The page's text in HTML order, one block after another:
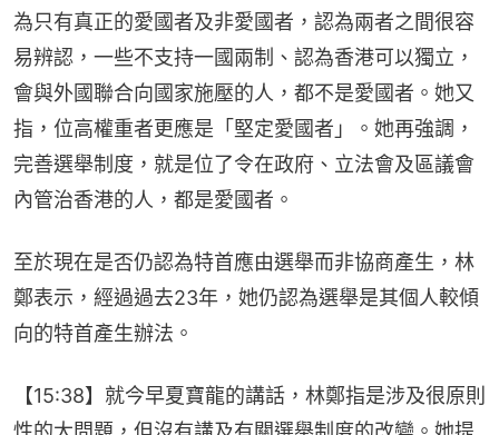
為只有真正的愛國者及非愛國者，認為兩者之間很容
易辨認，一些不支持一國兩制、認為香港可以獨立，
會與外國聯合向國家施壓的人，都不是愛國者。她又
指，位高權重者更應是「堅定愛國者」。她再強調，
完善選舉制度，就是位了令在政府、立法會及區議會
內管治香港的人，都是愛國者。
至於現在是否仍認為特首應由選舉而非協商產生，林
鄭表示，經過過去23年，她仍認為選舉是其個人較傾
向的特首產生辦法。
【15:38】就今早夏寶龍的講話，林鄭指是涉及很原則